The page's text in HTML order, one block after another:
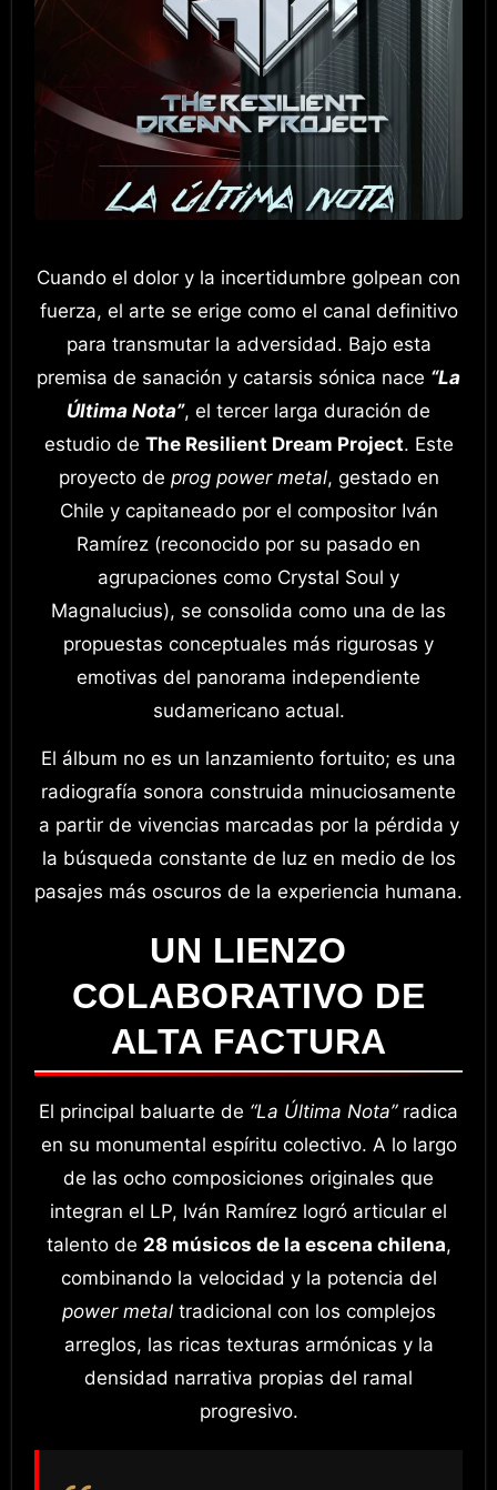
Cuando el dolor y la incertidumbre golpean con
fuerza, el arte se erige como el canal definitivo
para transmutar la adversidad. Bajo esta
premisa de sanación y catarsis sónica nace “La
Última Nota”, el tercer larga duración de
estudio de The Resilient Dream Project. Este
proyecto de prog power metal, gestado en
Chile y capitaneado por el compositor Iván
Ramírez (reconocido por su pasado en
agrupaciones como Crystal Soul y
Magnalucius), se consolida como una de las
propuestas conceptuales más rigurosas y
emotivas del panorama independiente
sudamericano actual.
El álbum no es un lanzamiento fortuito; es una
radiografía sonora construida minuciosamente
a partir de vivencias marcadas por la pérdida y
la búsqueda constante de luz en medio de los
pasajes más oscuros de la experiencia humana.
UN LIENZO
COLABORATIVO DE
ALTA FACTURA
El principal baluarte de “La Última Nota”radica
en su monumental espíritu colectivo. A lo largo
de las ocho composiciones originales que
integran el LP, Iván Ramírez logró articular el
talento de 28 músicos de la escena chilena,
combinando la velocidad y la potencia del
power metaltradicional con los complejos
arreglos, las ricas texturas armónicas y la
densidad narrativa propias del ramal
progresivo.